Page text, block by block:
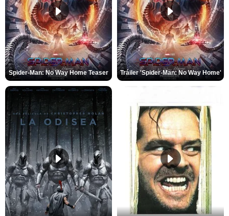
Spider-Man: No Way Home Teaser Tráiler 'Spider-Man: No Way Home'